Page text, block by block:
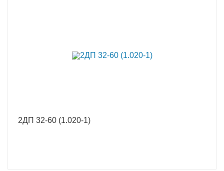
2ДП 32-60 (1.020-1)